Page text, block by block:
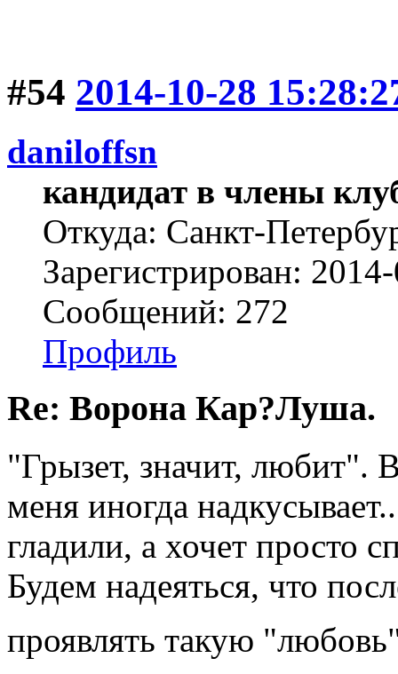
#54 2014-10-28
daniloffsn
кандидат в члены
Откуда: Санкт-
Зарегистрирован:
Сообщений: 272
Профиль
Re: Ворона Кар?Луша.
"Грызет, значит, любит".
меня иногда
гладили, а хочет просто
Будем надеяться, что
проявлять такую